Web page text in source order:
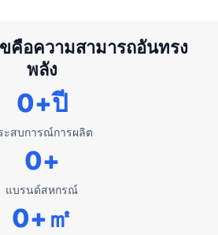
ขคือความสามารถอันทรง
พลัง
ะสบการณ์การผลิต
0+ปี
แบรนด์สหกรณ์
0+
0+㎡